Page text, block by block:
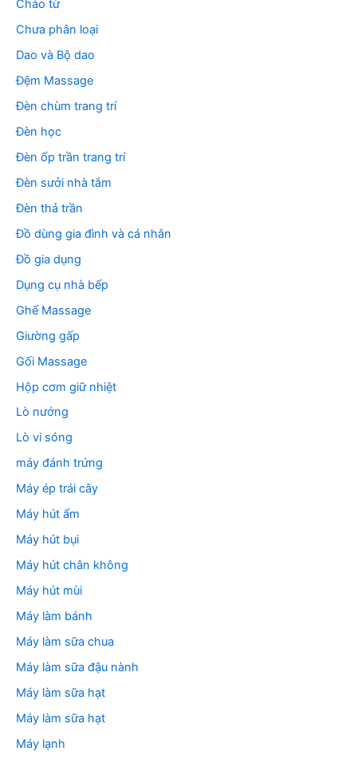
Chảo từ
Chưa phân loại
Dao và Bộ dao
Đệm Massage
Đèn chùm trang trí
Đèn học
Đèn ốp trần trang trí
Đèn sưởi nhà tắm
Đèn thả trần
Đồ dùng gia đình và cá nhân
Đồ gia dụng
Dụng cụ nhà bếp
Ghế Massage
Giường gấp
Gối Massage
Hộp cơm giữ nhiệt
Lò nướng
Lò vi sóng
máy đánh trứng
Máy ép trái cây
Máy hút ẩm
Máy hút bụi
Máy hút chân không
Máy hút mùi
Máy làm bánh
Máy làm sữa chua
Máy làm sữa đậu nành
Máy làm sữa hạt
Máy làm sữa hạt
Máy lạnh